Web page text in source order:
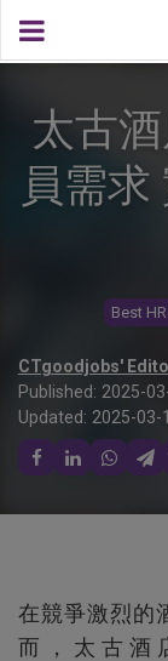
太古
員需求
Best
CTgoodjobs'
Published: 2025-
Updated: 2025-03-
在競爭激烈的
而，太古酒